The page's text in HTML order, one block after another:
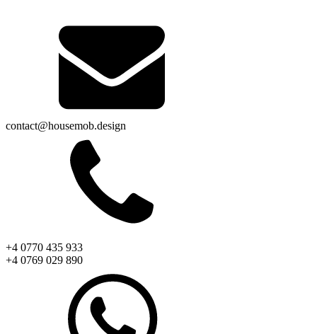
contact@housemob.design
+4 0770 435 933
+4 0769 029 890